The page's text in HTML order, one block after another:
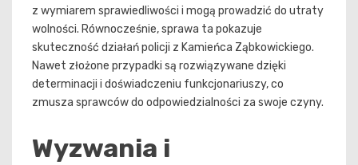
z wymiarem sprawiedliwości i mogą prowadzić do utraty
wolności. Równocześnie, sprawa ta pokazuje
skuteczność działań policji z Kamieńca Ząbkowickiego.
Nawet złożone przypadki są rozwiązywane dzięki
determinacji i doświadczeniu funkcjonariuszy, co
zmusza sprawców do odpowiedzialności za swoje czyny.
Wyzwania i